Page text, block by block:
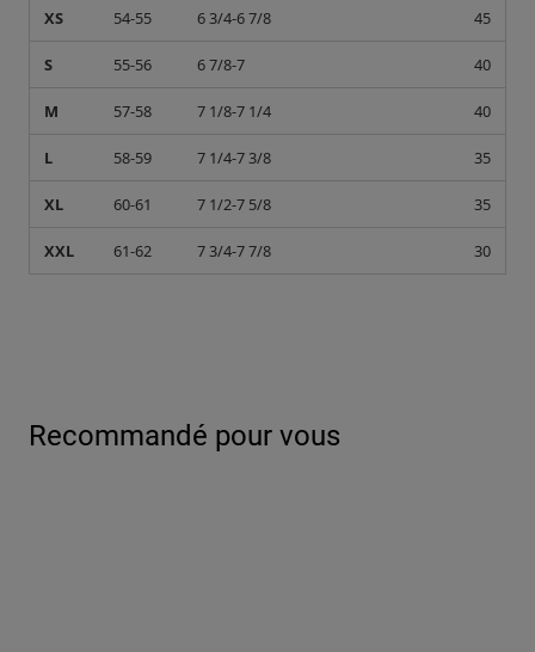
XS 54-55 6 3/4-6 7/8 45
S 55-56 6 7/8-7 40
M 57-58 7 1/8-7 1/4 40
L 58-59 7 1/4-7 3/8 35
XL 60-61 7 1/2-7 5/8 35
XXL 61-62 7 3/4-7 7/8 30
Recommandé pour vous